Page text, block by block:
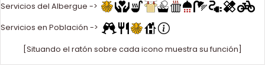
Servicios del Albergue ->
Servicios en Población ->
[Situando el ratón sobre cada icono muestra su función]